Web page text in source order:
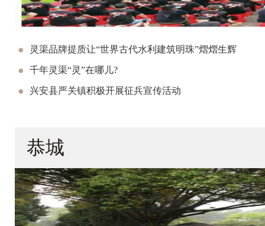
灵渠品牌提质让“世界古代水利建筑明珠”熠熠生辉
千年灵渠“灵”在哪儿?
兴安县严关镇积极开展征兵宣传活动
恭城